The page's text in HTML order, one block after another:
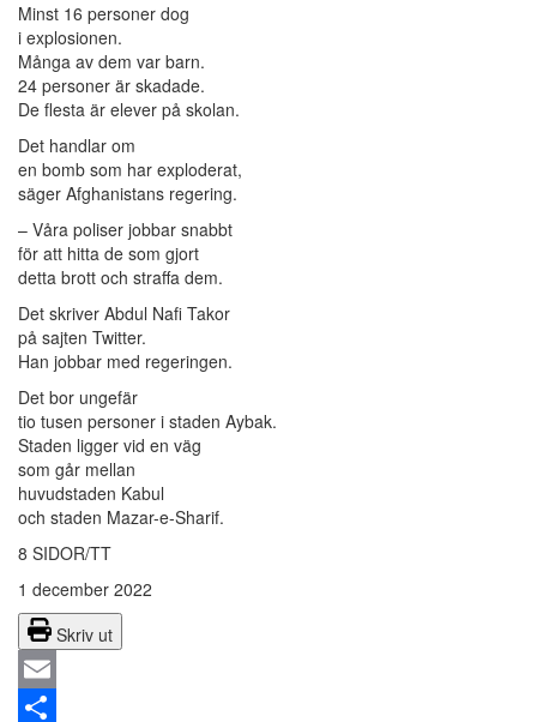
Minst 16 personer dog
i explosionen.
Många av dem var barn.
24 personer är skadade.
De flesta är elever på skolan.
Det handlar om
en bomb som har exploderat,
säger Afghanistans regering.
– Våra poliser jobbar snabbt
för att hitta de som gjort
detta brott och straffa dem.
Det skriver Abdul Nafi Takor
på sajten Twitter.
Han jobbar med regeringen.
Det bor ungefär
tio tusen personer i staden Aybak.
Staden ligger vid en väg
som går mellan
huvudstaden Kabul
och staden Mazar-e-Sharif.
8 SIDOR/TT
1 december 2022
Skriv ut
Email